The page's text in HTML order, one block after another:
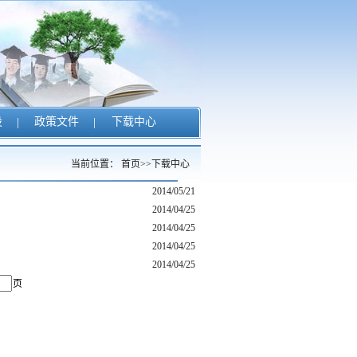
| 政策文件 | 下载中心
当前位置： 首页>> 下载中心
2014/05/21
2014/04/25
2014/04/25
2014/04/25
2014/04/25
页